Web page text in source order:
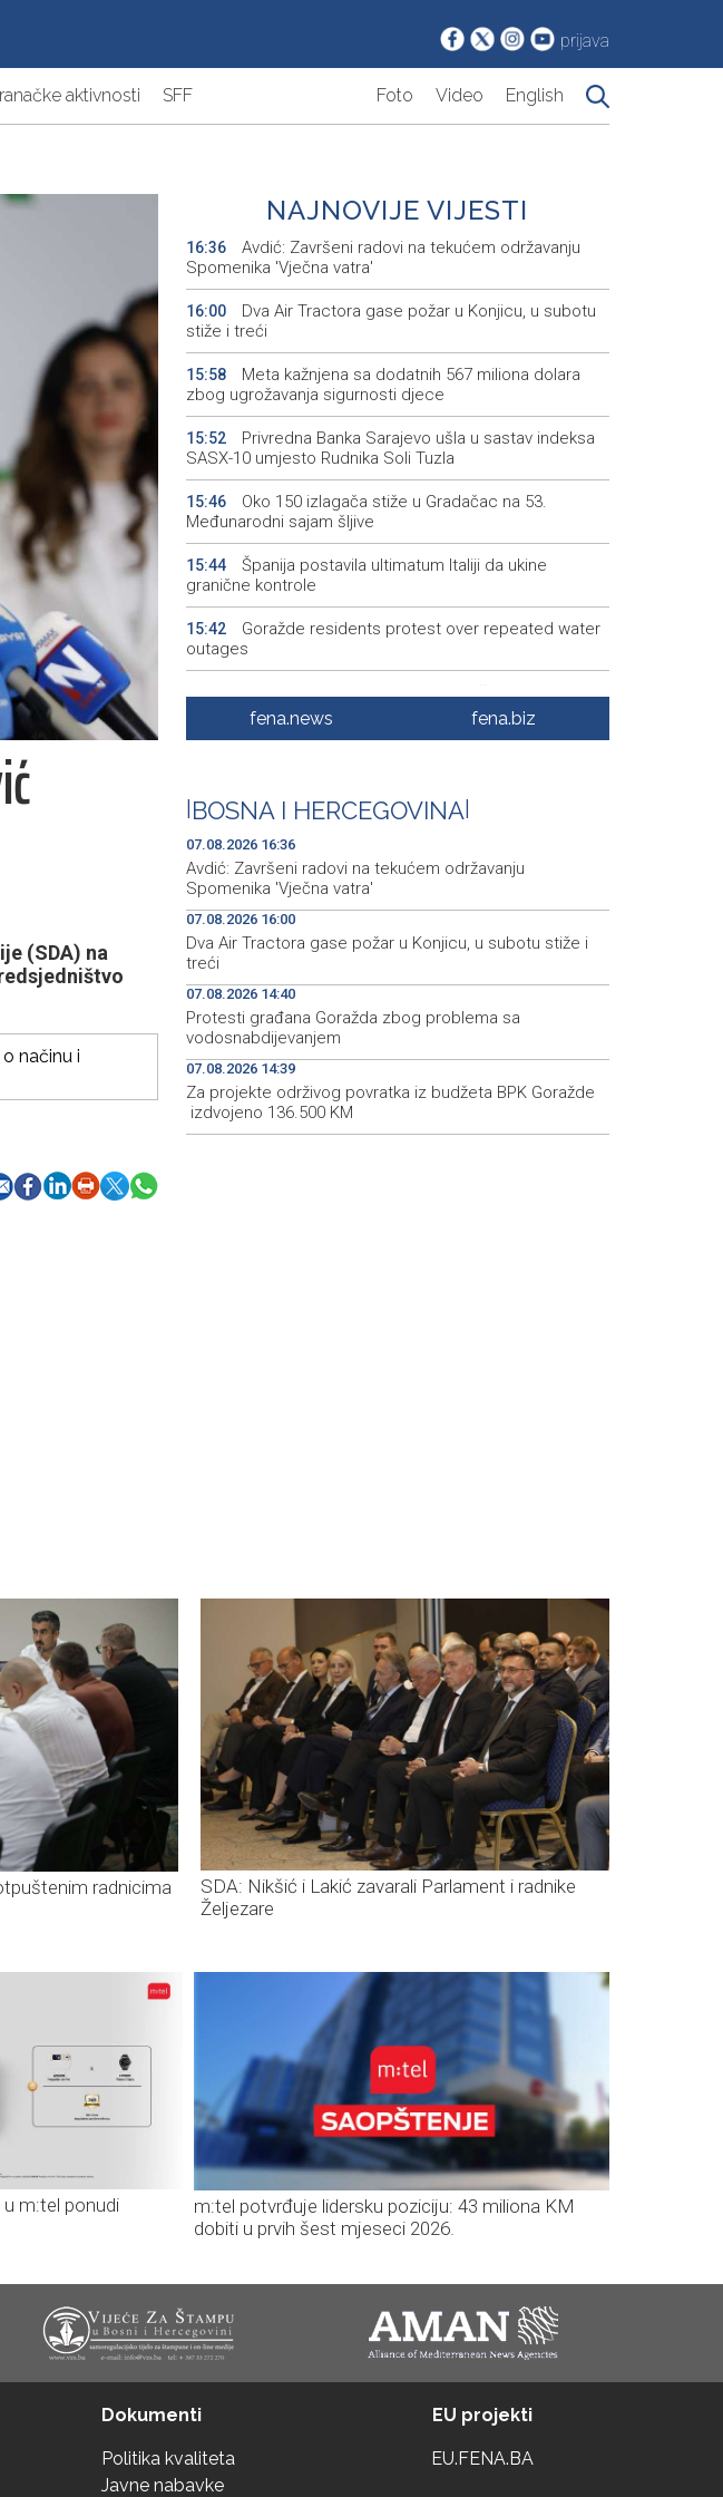
prijava
aktivnosti SFF Foto Video English
(SDA) na
načinu i
NAJNOVIJE VIJESTI
16:36
Avdić: Završeni radovi na tekućem održavanju
Spomenika 'Vječna vatra'
16:00
Dva Air Tractora gase požar u Konjicu, u subotu
stiže i treći
15:58
Meta kažnjena sa dodatnih 567 miliona dolara
zbog ugrožavanja sigurnosti djece
15:52
Privredna Banka Sarajevo ušla u sastav indeksa
SASX-10 umjesto Rudnika Soli Tuzla
15:46
Oko 150 izlagača stiže u Gradačac na 53.
Međunarodni sajam šljive
15:44
Španija postavila ultimatum Italiji da ukine
granične kontrole
15:42
Goražde residents protest over repeated water
outages
Dani dijaspore Travnik 2026: Održan susret
gospodarstvenika
15:25
Na Sarajevskoj berzi sedmični promet 993.831
KM
fena.news fena.biz
BOSNA I HERCEGOVINA
07.08.2026 16:36
Avdić: Završeni radovi na tekućem održavanju
Spomenika 'Vječna vatra'
07.08.2026 16:00
Dva Air Tractora gase požar u Konjicu, u subotu stiže i
treći
07.08.2026 14:40
Protesti građana Goražda zbog problema sa
vodosnabdijevanjem
07.08.2026 14:39
Za projekte održivog povratka iz budžeta BPK Goražde
izdvojeno 136.500 KM
radnicima
SDA: Nikšić i Lakić zavarali Parlament i radnike
Željezare
m:tel ponudi
m:tel potvrđuje lidersku poziciju: 43 miliona KM
dobiti u prvih šest mjeseci 2026.
Dokumenti
Politika kvaliteta
Javne nabavke
EU projekti
EU.FENA.BA